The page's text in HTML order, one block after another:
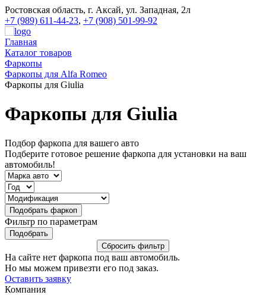
Ростовская область, г. Аксай, ул. Западная, 2л
+7 (989) 611-44-23, +7 (908) 501-99-92
Главная
Каталог товаров
Фаркопы
Фаркопы для Alfa Romeo
Фаркопы для Giulia
Фаркопы для Giulia
Подбор фаркопа для вашего авто
Подберите готовое решение фаркопа для установки на ваш
автомобиль!
Фильтр по параметрам
На сайте нет фаркопа под ваш автомобиль.
Но мы можем привезти его под заказ.
Оставить заявку
Компания